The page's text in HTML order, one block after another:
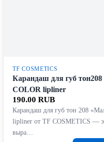
TF COSMETICS
Карандаш для губ
COLOR lipliner
190.00 RUB
Карандаш для губ тон 208
lipliner от TF COSMETICS —
выра…